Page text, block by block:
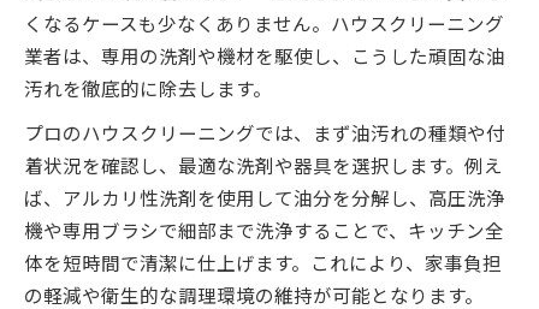
者が安心
ハウスクリーニングでレンジフードの油汚
れを根本解決
レンジフード汚れを落とすハウスクリーニ
ングのメリット
ハウスクリーニング選びで重要なポイントと手
順
ハウスクリーニング選びで確認すべき信頼
くなるケースも少なくありません。ハウスクリーニング
業者は、専用の洗剤や機材を駆使し、こうした頑固な油
汚れを徹底的に除去します。
プロのハウスクリーニングでは、まず油汚れの種類や付
着状況を確認し、最適な洗剤や器具を選択します。例え
ば、アルカリ性洗剤を使用して油分を分解し、高圧洗浄
機や専用ブラシで細部まで洗浄することで、キッチン全
体を短時間で清潔に仕上げます。これにより、家事負担
の軽減や衛生的な調理環境の維持が可能となります。